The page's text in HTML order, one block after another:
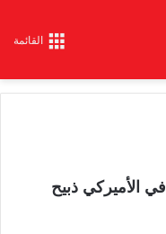
القائمة
الأميركي ذبيح